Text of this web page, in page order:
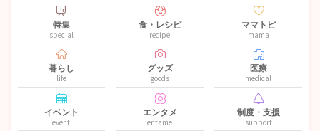
特集
special
食・レシピ
recipe
ママトピ
mama
暮らし
life
グッズ
goods
医療
medical
イベント
event
エンタメ
entame
制度・支援
support